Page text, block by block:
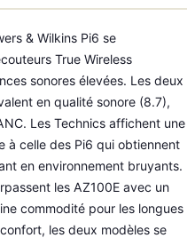
& Wilkins Pi6 se
True Wireless
sonores élevées. Les deux
en qualité sonore (8.7),
Les Technics affichent une
à celle des Pi6 qui obtiennent
en environnement bruyants.
les AZ100E avec un
commodité pour les longues
les deux modèles se